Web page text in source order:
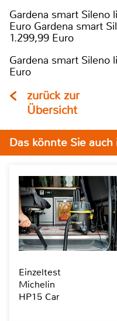
Gardena smart Sileno
Euro Gardena smart Sileno live Set (1.000 m²):
1.299,99 Euro
Gardena smart Sileno
Euro
zurück zur
Übersicht
Das könnte Sie
Einzeltest
Michelin
HP15 Car